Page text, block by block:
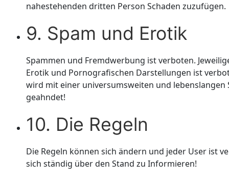
nahestehenden dritten Person Schaden zuzufügen.
9. Spam und Erotik
Spammen und Fremdwerbung ist verboten.
Erotik und Pornografischen Darstellungen ist
wird mit einer universumsweiten und lebenslangen
geahndet!
10. Die Regeln
Die Regeln können sich ändern und jeder User ist
sich ständig über den Stand zu Informieren!